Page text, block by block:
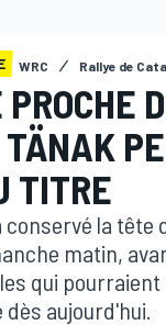
WRC Rallye de
TITRE
la tête
matin,
qui
aujourd'hui.